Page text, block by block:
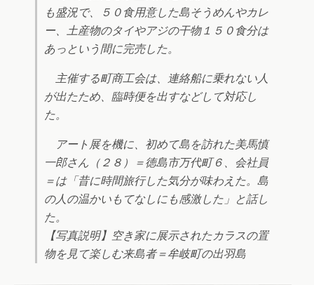
も盛況で、５０食用意した島そうめんやカレ
ー、土産物のタイやアジの干物１５０食分は
あっという間に完売した。
主催する町商工会は、連絡船に乗れない人
が出たため、臨時便を出すなどして対応し
た。
アート展を機に、初めて島を訪れた美馬慎
一郎さん（２８）＝徳島市万代町６、会社員
＝は「昔に時間旅行した気分が味わえた。島
の人の温かいもてなしにも感激した」と話し
た。
【写真説明】空き家に展示されたカラスの置
物を見て楽しむ来島者＝牟岐町の出羽島